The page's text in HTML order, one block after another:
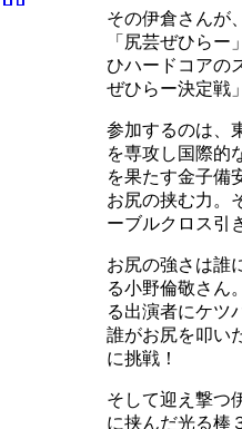
その伊倉さんが
「尻芸ぜひら
ひハードコアの
ぜひらー決定戦
参加するのは、
を専攻し国際的
を果たす金子備
お尻の挟む力。
ーブルクロス引
お尻の強さは誰
る小野倫敬さん
る出演者にケツ
誰がお尻を叩い
に挑戦！
そして迎え撃つ
に挟んだ光る棒